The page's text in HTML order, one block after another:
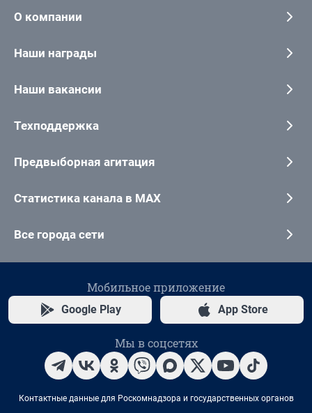
О компании
Наши награды
Наши вакансии
Техподдержка
Предвыборная агитация
Статистика канала в MAX
Все города сети
Мобильное приложение
Google Play App Store
Мы в соцсетях
Контактные данные для Роскомнадзора и государственных органов